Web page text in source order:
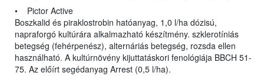
• Pictor Active
Boszkalid és piraklostrobin hatóanyag, 1,0 l/ha dózisú,
napraforgó kultúrára alkalmazható készítmény. szklerotíniás
betegség (fehérpenész), alternáriás betegség, rozsda ellen
használható. A kultúrnövény kijuttatáskori fenológiája BBCH 51-
75. Az előírt segédanyag Arrest (0,5 l/ha).